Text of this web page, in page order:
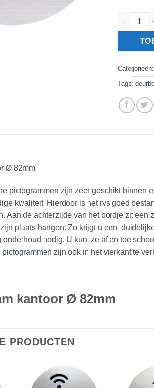
RVS
Categorieën:
Tags:
Ø 82mm
pictogrammen zijn zeer geschikt binnen
kwaliteit. Hierdoor is het rvs goed
Aan de achterzijde van het bordje zit een
plaats hangen. Zo krijgt u een
nodig. U kunt ze af en toe
pictogrammen zijn ook in het vierkant te
kantoor Ø 82mm
PRODUCTEN